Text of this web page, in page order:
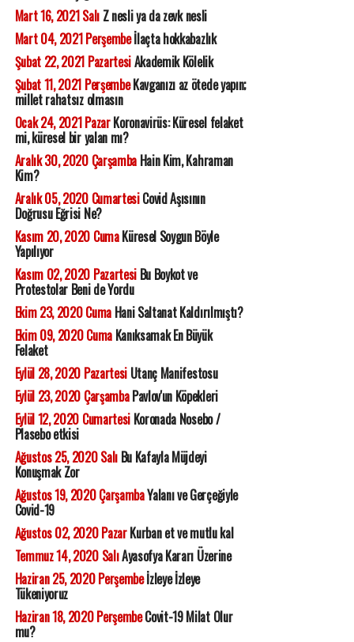
Mart 16, 2021 SalıZ nesli ya da zevk nesli
Mart 04, 2021 Perşembeİlaçta hokkabazlık
Şubat 22, 2021 PazartesiAkademik Kölelik
Şubat 11, 2021 PerşembeKavganızı az ötede yapın;
millet rahatsız olmasın
Ocak 24, 2021 PazarKoronavirüs: Küresel felaket
mi, küresel bir yalan mı?
Aralık 30, 2020 ÇarşambaHain Kim, Kahraman
Kim?
Aralık 05, 2020 CumartesiCovid Aşısının
Doğrusu Eğrisi Ne?
Kasım 20, 2020 CumaKüresel Soygun Böyle
Yapılıyor
Kasım 02, 2020 PazartesiBu Boykot ve
Protestolar Beni de Yordu
Ekim 23, 2020 CumaHani Saltanat Kaldırılmıştı?
Ekim 09, 2020 CumaKanıksamak En Büyük
Felaket
Eylül 28, 2020 PazartesiUtanç Manifestosu
Eylül 23, 2020 ÇarşambaPavlov'un Köpekleri
Eylül 12, 2020 CumartesiKoronada Nosebo /
Plasebo etkisi
Ağustos 25, 2020 SalıBu Kafayla Müjdeyi
Konuşmak Zor
Ağustos 19, 2020 ÇarşambaYalanı ve Gerçeğiyle
Covid-19
Ağustos 02, 2020 PazarKurban et ve mutlu kal
Temmuz 14, 2020 SalıAyasofya Kararı Üzerine
Haziran 25, 2020 Perşembeİzleye İzleye
Tükeniyoruz
Haziran 18, 2020 PerşembeCovit-19 Milat Olur
mu?